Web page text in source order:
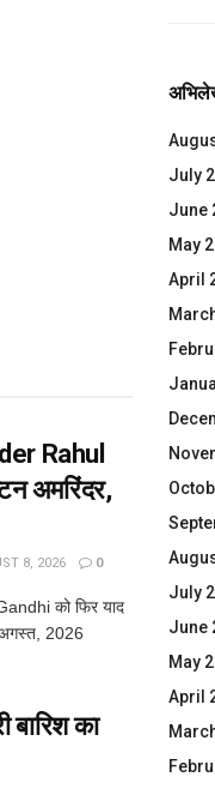
Rahul
अमरिंदर,
8, 2026 0
को फिर याद
2026
बारिश का
July
June
May
April
July
June
May
April